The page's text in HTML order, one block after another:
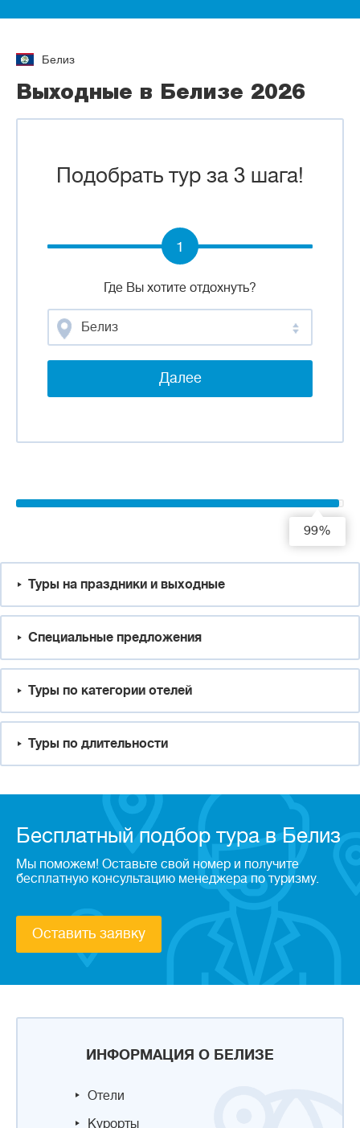
ИНФОРМАЦИЯ О БЕЛИЗЕ
Отели
Курорты
Белиз
Выходные в Белизе 2026
Подобрать тур за 3 шага!
Где Вы хотите отдохнуть?
Белиз
Далее
1
99%
Туры на праздники и выходные
Специальные предложения
Туры по категории отелей
Туры по длительности
Бесплатный подбор тура в Белиз
Мы поможем! Оставьте свой номер и получите
бесплатную консультацию менеджера по туризму.
Оставить заявку